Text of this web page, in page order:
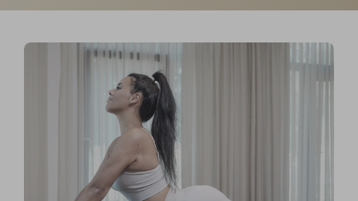
lichtdurchfluteten Yogastudio oder auf der
Panoramaterrasse mit Blick auf die umliegende
Kostenlose Yogastunden für Hotelgäste
Jeden Dienstag und Donnerstag
Für Anfänger und Geübte geeignet
Yogamatten und Blöcke stehen zur Verfügung